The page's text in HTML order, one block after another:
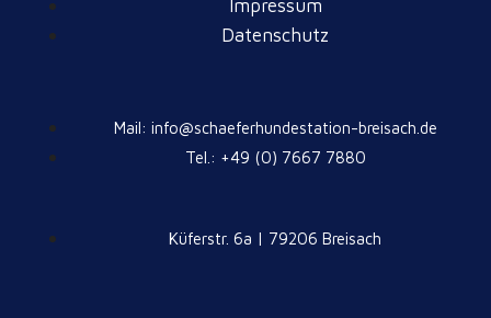
Küferstr. 6a | 79206 Breisach
Impressum
Datenschutz
Mail: info@schaeferhundestation-breisach.de
Tel.: +49 (0) 7667 7880